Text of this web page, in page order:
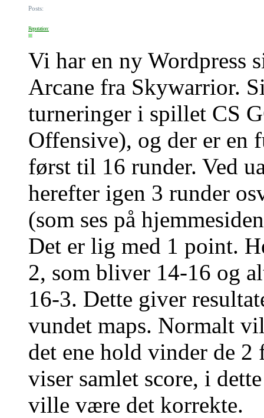
Posts:
Reputation:
Vi har en ny Wordpress
Arcane fra Skywarrior.
turneringer i spillet CS
Offensive), og der er
først til 16 runder. Ved
herefter igen 3 runder
(som ses på
Det er lig med 1 point.
2, som bliver 14-16 og
16-3. Dette giver
vundet maps. Normalt
det ene hold vinder de 2
viser samlet score, i
ville være det korrekte.